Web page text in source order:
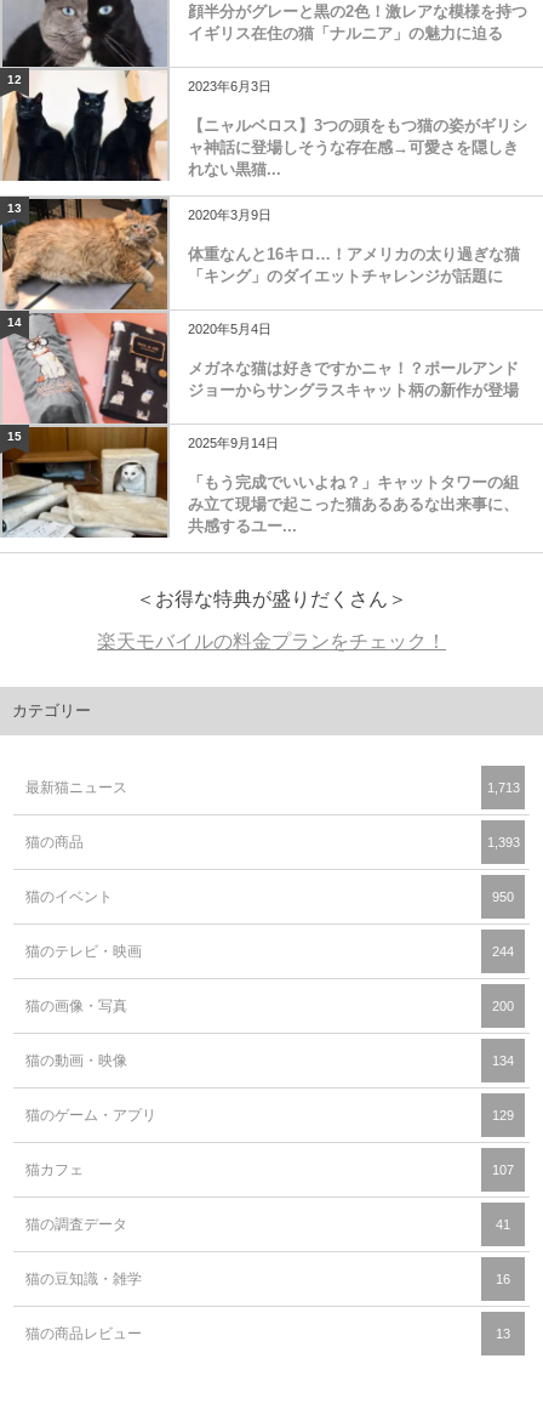
顔半分がグレーと黒の2色！激レアな模様を持つ
イギリス在住の猫「ナルニア」の魅力に迫る
12 2023年6月3日
【ニャルベロス】3つの頭をもつ猫の姿がギリシ
ャ神話に登場しそうな存在感→可愛さを隠しき
れない黒猫...
13 2020年3月9日
体重なんと16キロ…！アメリカの太り過ぎな猫
「キング」のダイエットチャレンジが話題に
14 2020年5月4日
メガネな猫は好きですかニャ！？ポールアンド
ジョーからサングラスキャット柄の新作が登場
15 2025年9月14日
「もう完成でいいよね？」キャットタワーの組
み立て現場で起こった猫あるあるな出来事に、
共感するユー...
＜お得な特典が盛りだくさん＞
楽天モバイルの料金プランをチェック！
カテゴリー
最新猫ニュース 1,713
猫の商品 1,393
猫のイベント 950
猫のテレビ・映画 244
猫の画像・写真 200
猫の動画・映像 134
猫のゲーム・アプリ 129
猫カフェ 107
猫の調査データ 41
猫の豆知識・雑学 16
猫の商品レビュー 13